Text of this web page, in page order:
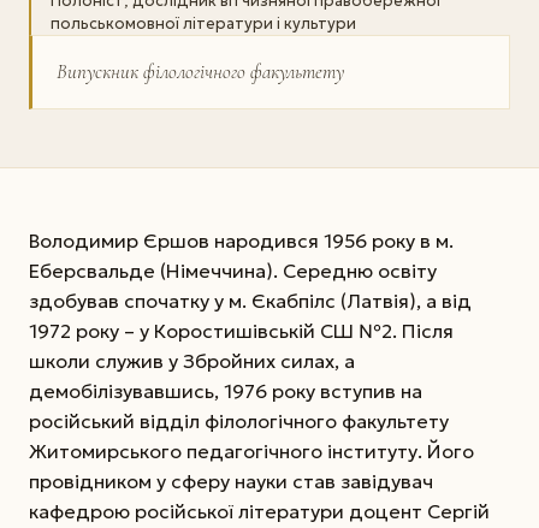
польськомовної літератури і культури
Випускник філологічного факультету
Володимир Єршов народився 1956 року в м.
Еберсвальде (Німеччина). Середню освіту
здобував спочатку у м. Єкабпілс (Латвія), а від
1972 року – у Коростишівській СШ №2. Після
школи служив у Збройних силах, а
демобілізувавшись, 1976 року вступив на
російський відділ філологічного факультету
Житомирського педагогічного інституту. Його
провідником у сферу науки став завідувач
кафедрою російської літератури доцент Сергій